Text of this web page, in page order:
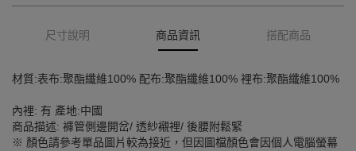
尺寸說明 商品資訊 搭配商品
材質:表布:聚酯纖維100% 配布:聚酯纖維100% 裡布:聚酯纖維100%
內裡: 有 產地:中國
商品描述: 褲管側邊開岔/ 透紗襯裡/ 後腰附鬆緊
※ 顏色請參考單品圖片較為接近，但因圖檔顏色會因個人電腦螢幕